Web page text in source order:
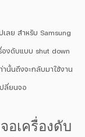
เลย สำหรับ Samsung
องดับแบบ shut down
านั้นถึงจะกลับมาใช้งาน
ลี่ยนจอ
อเครื่องดับ